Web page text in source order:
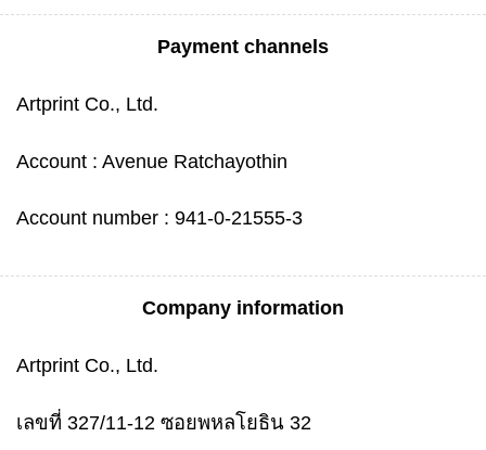
Payment channels
Artprint Co., Ltd.
Account : Avenue Ratchayothin
Account number : 941-0-21555-3
Company information
Artprint Co., Ltd.
เลขที่ 327/11-12 ซอยพหลโยธิน 32